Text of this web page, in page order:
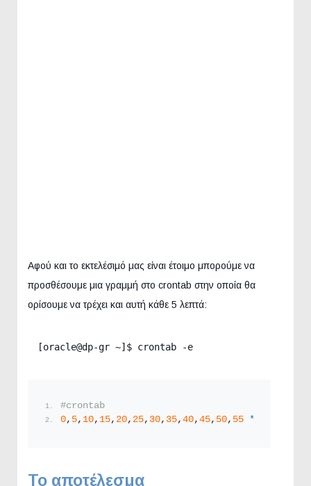
Αφού και το εκτελέσιμό μας είναι έτοιμο μπορούμε να
προσθέσουμε μια γραμμή στο crontab στην οποία θα
ορίσουμε να τρέχει και αυτή κάθε 5 λεπτά:
[oracle@dp-gr ~]$ crontab -e
#crontab
0, 5, 10, 15, 20, 25, 30, 35, 40, 45, 50, 55 *
Το αποτέλεσμα